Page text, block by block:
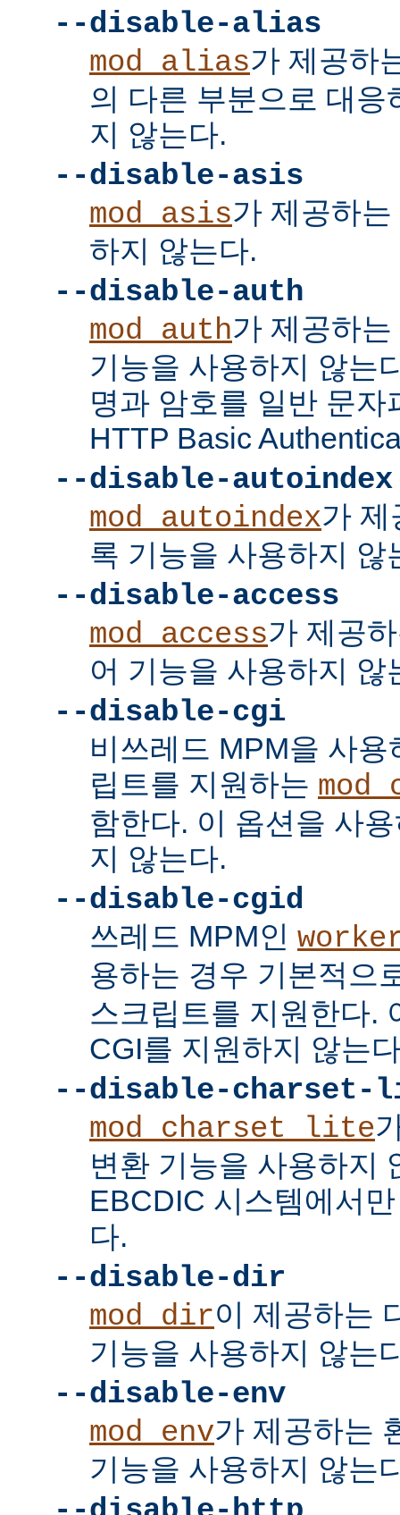
--disable-alias
mod_alias가 제공하
의 다른 부분으로 대응
지 않는다.
--disable-asis
mod_asis가 제공하
하지 않는다.
--disable-auth
mod_auth가 제공하
기능을 사용하지 않는
명과 암호를 일반 문자
HTTP Basic
--disable-autoindex
mod_autoindex가 제
록 기능을 사용하지 않
--disable-access
mod_access가 제공
어 기능을 사용하지 않
--disable-cgi
비쓰레드 MPM을 사
립트를 지원하는
함한다. 이 옵션을 사
지 않는다.
--disable-cgid
쓰레드 MPM인
용하는 경우 기본적으
스크립트를 지원한다.
CGI를 지원하지 않는
--disable-charset-
mod_charset_lite
변환 기능을 사용하지
EBCDIC 시스템에서
다.
--disable-dir
mod_dir이 제공하는
기능을 사용하지 않는
--disable-env
mod_env가 제공하는
기능을 사용하지 않는